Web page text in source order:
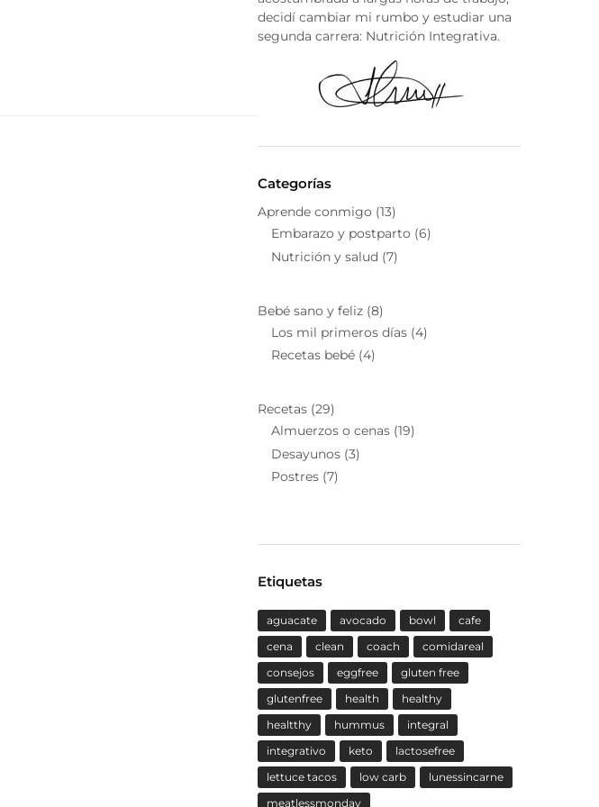
decidí cambiar mi rumbo y estudiar una
segunda carrera: Nutrición Integrativa.
Categorías
Aprende conmigo (13)
Embarazo y postparto (6)
Nutrición y salud (7)
Bebé sano y feliz(8)
Los mil primeros días(4)
Recetas bebé(4)
Recetas(29)
Almuerzos o cenas(19)
Desayunos(3)
Postres(7)
Etiquetas
aguacate avocado bowl
cafe
cena
clean coach
comidareal
consejos
eggfree
gluten free
glutenfree
health
healthy
healtthy
hummus
integral
integrativo
keto
lactosefree
lettuce tacos
low carb
lunessincarne
meatlessmonday